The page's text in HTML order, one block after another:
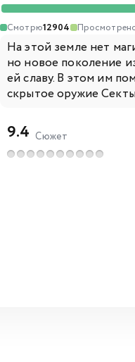
Смотрю12904
На этой земле нет
но новое поколение
ей славу. В этом им
скрытое оружие
9.4 Сюжет